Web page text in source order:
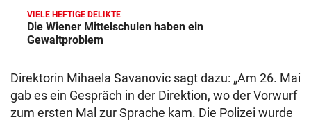
VIELE HEFTIGE DELIKTE
Die Wiener Mittelschulen haben ein
Gewaltproblem
Direktorin Mihaela Savanovic sagt dazu: „Am 26. Mai
gab es ein Gespräch in der Direktion, wo der Vorwurf
zum ersten Mal zur Sprache kam. Die Polizei wurde